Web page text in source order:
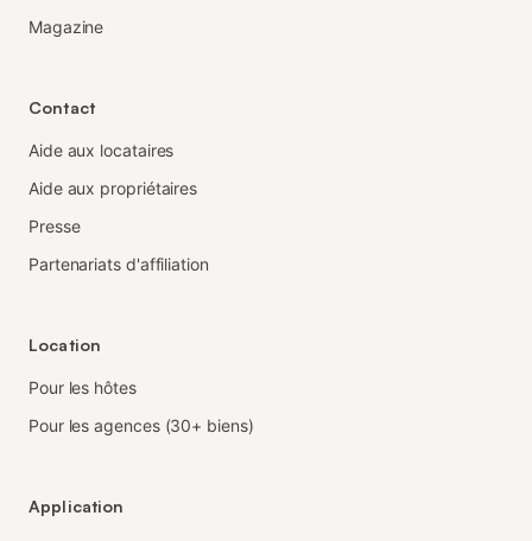
Magazine
Contact
Aide aux locataires
Aide aux propriétaires
Presse
Partenariats d'affiliation
Location
Pour les hôtes
Pour les agences (30+ biens)
Application